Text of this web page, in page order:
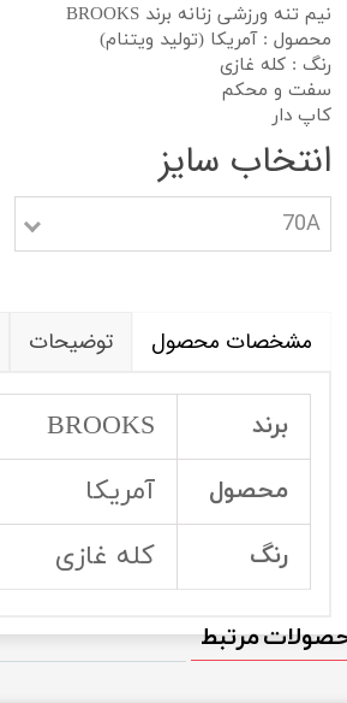
نیم تنه ورزشی زنانه برند BROOKS
محصول : آمریکا (تولید ویتنام)
رنگ : کله غازی
سفت و محکم
کاپ دار
انتخاب سایز
70A
مشخصات محصول توضیحات
برند BROOKS
محصول آمریکا
رنگ کله غازی
مرتبط